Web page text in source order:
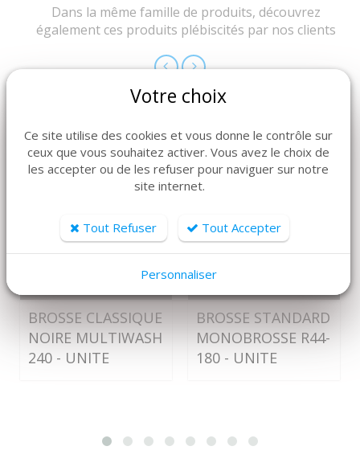
Dans la même famille de produits, découvrez
également ces produits plébiscités par nos clients
BROSSE CLASSIQUE
NOIRE MULTIWASH
240 - UNITE
BROSSE STANDARD
MONOBROSSE R44-
180 - UNITE
Votre choix
Ce site utilise des cookies et vous donne le contrôle sur
ceux que vous souhaitez activer. Vous avez le choix de
les accepter ou de les refuser pour naviguer sur notre
site internet.
Tout Refuser Tout Accepter
Personnaliser